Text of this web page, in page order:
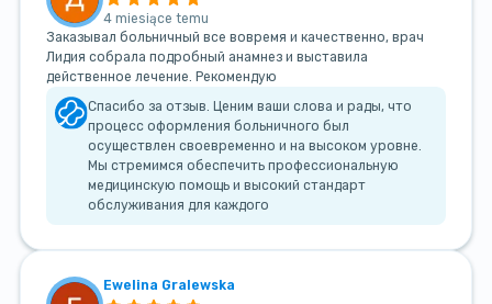
4 miesiące temu
Заказывал больничный все вовремя и качественно, врач
Лидия собрала подробный анамнез и выставила
действенное лечение. Рекомендую
Спасибо за отзыв. Ценим ваши слова и рады, что
процесс оформления больничного был
осуществлен своевременно и на высоком уровне.
Мы стремимся обеспечить профессиональную
медицинскую помощь и высокий стандарт
обслуживания для каждого
Ewelina Gralewska